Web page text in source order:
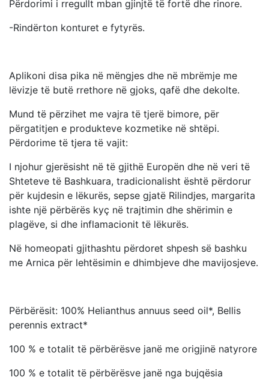
Përdorimi i rregullt mban gjinjtë të fortë dhe rinore.
-Rindërton konturet e fytyrës.
Aplikoni disa pika në mëngjes dhe në mbrëmje me
lëvizje të butë rrethore në gjoks, qafë dhe dekolte.
Mund të përzihet me vajra të tjerë bimore, për
përgatitjen e produkteve kozmetike në shtëpi.
Përdorime të tjera të vajit:
I njohur gjerësisht në të gjithë Europën dhe në veri të
Shteteve të Bashkuara, tradicionalisht është përdorur
për kujdesin e lëkurës, sepse gjatë Rilindjes, margarita
ishte një përbërës kyç në trajtimin dhe shërimin e
plagëve, si dhe inflamacionit të lëkurës.
Në homeopati gjithashtu përdoret shpesh së bashku
me Arnica për lehtësimin e dhimbjeve dhe mavijosjeve.
Përbërësit: 100% Helianthus annuus seed oil*, Bellis
perennis extract*
100 % e totalit të përbërësve janë me origjinë natyrore
100 % e totalit të përbërësve janë nga bujqësia